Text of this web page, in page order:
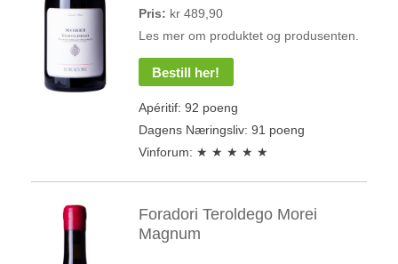
Pris: kr 489,90
Les mer om produktet og produsenten.
Bestill her!
Apéritif: 92 poeng
Dagens Næringsliv: 91 poeng
Vinforum: ★ ★ ★ ★ ★
Foradori Teroldego Morei
Magnum